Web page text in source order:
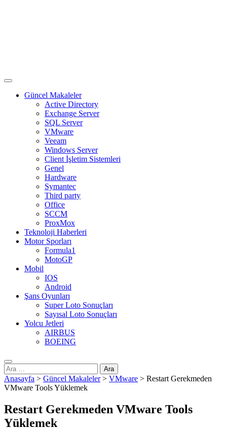
Güncel Makaleler
Active Directory
Exchange Server
SQL Server
VMware
Veeam
Windows Server
Client İşletim Sistemleri
Genel
Hardware
Symantec
Third party
Office
SCCM
ProxMox
Teknoloji Haberleri
Motor Sporları
Formula1
MotoGP
Mobil
IOS
Android
Şans Oyunları
Super Loto Sonuçları
Sayısal Loto Sonuçları
Yolcu Jetleri
AIRBUS
BOEING
Arama:
Anasayfa > Güncel Makaleler> VMware > Restart Gerekmeden
VMware Tools Yüklemek
Restart Gerekmeden VMware Tools
Yüklemek